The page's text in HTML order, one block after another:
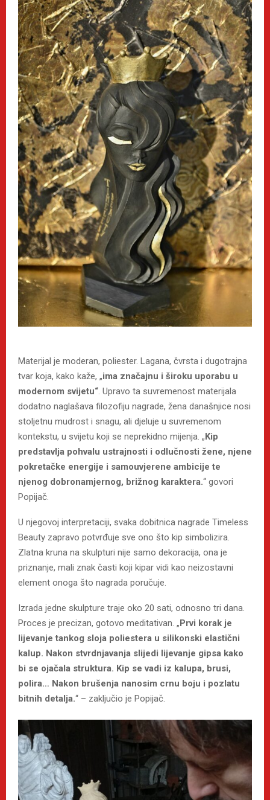
Materijal je moderan, poliester. Lagana, čvrsta i dugotrajna
tvar koja, kako kaže, „ima značajnu i široku uporabu u
modernom svijetu“ . Upravo ta suvremenost materijala
dodatno naglašava filozofiju nagrade, žena današnjice nosi
stoljetnu mudrost i snagu, ali djeluje u suvremenom
kontekstu, u svijetu koji se neprekidno mijenja. „Kip
predstavlja pohvalu ustrajnosti i odlučnosti žene, njene
pokretačke energije i samouvjerene ambicije te
njenog dobronamjernog, brižnog karaktera.“ govori
Popijač.
U njegovoj interpretaciji, svaka dobitnica nagrade Timeless
Beauty zapravo potvrđuje sve ono što kip simbolizira.
Zlatna kruna na skulpturi nije samo dekoracija, ona je
priznanje, mali znak časti koji kipar vidi kao neizostavni
element onoga što nagrada poručuje.
Izrada jedne skulpture traje oko 20 sati, odnosno tri dana.
Proces je precizan, gotovo meditativan. „Prvi korak je
lijevanje tankog sloja poliestera u silikonski elastični
kalup. Nakon stvrdnjavanja slijedi lijevanje gipsa kako
bi se ojačala struktura. Kip se vadi iz kalupa, brusi,
polira… Nakon brušenja nanosim crnu boju i pozlatu
bitnih detalja.“ – zaključio je Popijač.